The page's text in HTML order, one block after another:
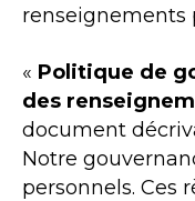
renseignements
« Politique de
des
document
Notre
personnels. Ces